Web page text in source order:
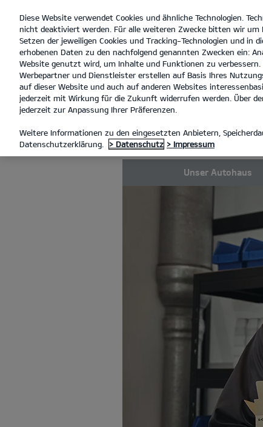
open
menu
UNSER AUTOHAUS
DÜRKOP
Unser Autohaus
Diese Website verwendet Cookies und ähnliche Technologien.
nicht deaktiviert werden. Für alle weiteren Zwecke bitten wir um
Setzen der jeweiligen Cookies und Tracking-Technologien und in
erhobenen Daten zu den nachfolgend genannten Zwecken ein:
Website genutzt wird, um Inhalte und Funktionen zu
Werbepartner und Dienstleister erstellen auf Basis Ihres
auf dieser Website und auch auf anderen Websites
jederzeit mit Wirkung für die Zukunft widerrufen werden. Über
jederzeit zur Anpassung Ihrer Präferenzen.
Weitere Informationen zu den eingesetzten Anbietern,
Datenschutzerklärung.
> Datenschutz > Impressum